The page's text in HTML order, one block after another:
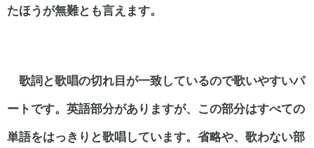
たほうが無難とも言えます。
歌詞と歌唱の切れ目が一致しているので歌いやすいパ
ートです。 英語部分がありますが、この部分はすべての
単語をはっきりと歌唱しています。 省略や、歌わない部